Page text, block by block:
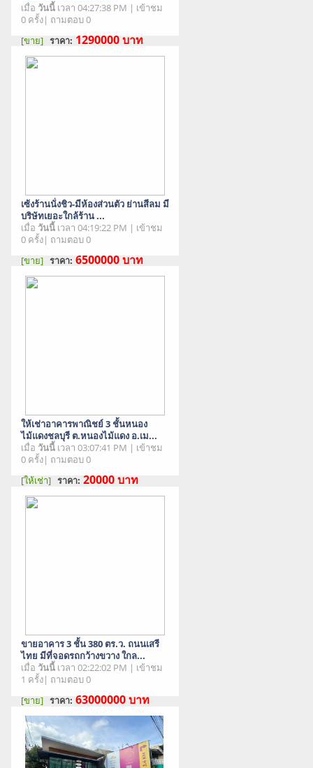
เมื่อ วันนี้เวลา 04:27:38 PM | เข้าชม
0 ครั้ง| ถามตอบ 0
[ขาย] ราคา: 1290000บาท
เซ้งร้านนั่งชิว-มีห้องส่วนตัว ย่านสีลม มี
บริษัทเยอะใกล้ร้าน ...
เมื่อ วันนี้เวลา 04:19:22 PM | เข้าชม
0 ครั้ง| ถามตอบ 0
[ขาย] ราคา: 6500000บาท
ให้เช่าอาคารพาณิชย์ 3 ชั้นหนอง
ไม้แดงชลบุรี ต.หนองไม้แดง อ.เม...
เมื่อ วันนี้เวลา 03:07:41 PM | เข้าชม
0 ครั้ง| ถามตอบ 0
[ให้เช่า] ราคา: 20000บาท
ขายอาคาร 3 ชั้น 380 ตร.ว. ถนนเสรี
ไทย มีที่จอดรถกว้างขวาง ใกล...
เมื่อ วันนี้เวลา 02:22:02 PM | เข้าชม
1 ครั้ง| ถามตอบ 0
[ขาย] ราคา: 63000000บาท